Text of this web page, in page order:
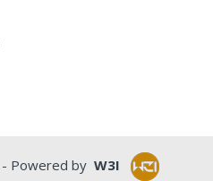
- Powered by W3I